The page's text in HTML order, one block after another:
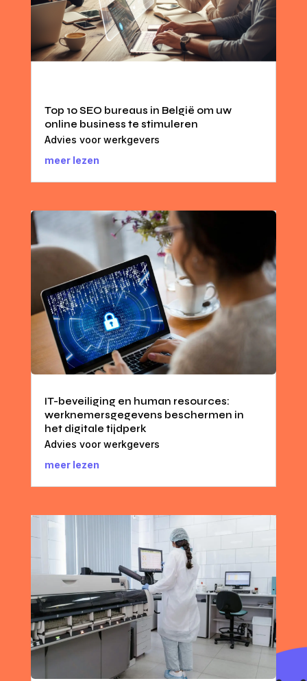
Top 10 SEO bureaus in België om uw
online business te stimuleren
Advies voor werkgevers
meer lezen
IT-beveiliging en human resources:
werknemersgegevens beschermen in
het digitale tijdperk
Advies voor werkgevers
meer lezen